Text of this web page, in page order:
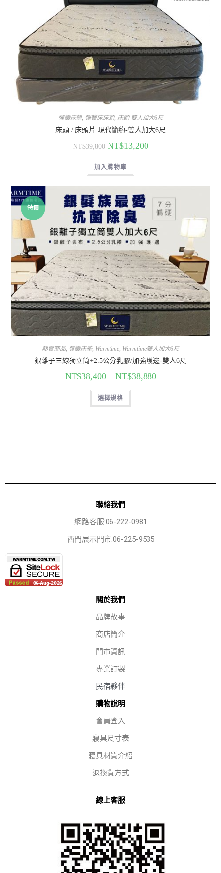
彈簧床墊, 彈簧床床頭, 床頭 雙人加大6尺
床頭 / 床頭片 現代簡約-雙人加大6尺
NT$39,800 NT$13,200
加入購物車
特價
熱賣商品, 彈簧床墊, Warmtime, Warmtime雙人加大6尺
銀離子三線獨立筒+2.5公分乳膠/加強護邊-雙人6尺
NT$38,400– NT$38,880
選擇規格
聯絡我們
網路客服:06-222-0981
西門展示門市:06-225-9535
關於我們
品牌故事
商店簡介
門市資訊
專業訂製
民宿夥伴
購物說明
會員登入
寢具尺寸表
寢具材質介紹
退換貨方式
線上客服